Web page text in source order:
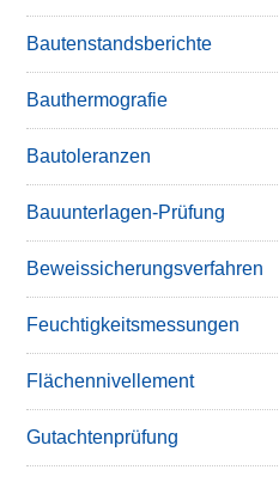
Bautenstandsberichte
Bauthermografie
Bautoleranzen
Bauunterlagen-Prüfung
Beweissicherungsverfahren
Feuchtigkeitsmessungen
Flächennivellement
Gutachtenprüfung